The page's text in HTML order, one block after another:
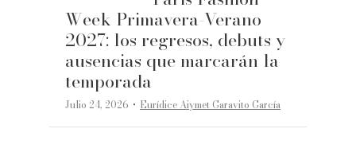
Week Primavera-Verano
2027: los regresos, debuts y
ausencias que marcarán la
temporada
Julio 24, 2026 ·Eurídice Aiymet Garavito García